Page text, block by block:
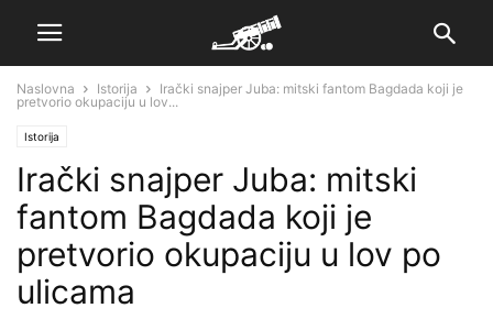
Naslovna Istorija
Irački snajper Juba: mitski fantom Bagdada koji je
pretvorio okupaciju u lov...
Istorija
Irački snajper Juba: mitski
fantom Bagdada koji je
pretvorio okupaciju u lov po
ulicama